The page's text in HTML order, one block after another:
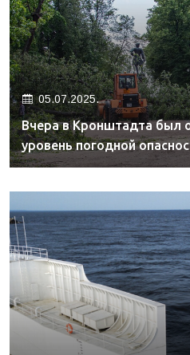
05.07.2025.
Вчера в Кронштадта был
уровень погодной